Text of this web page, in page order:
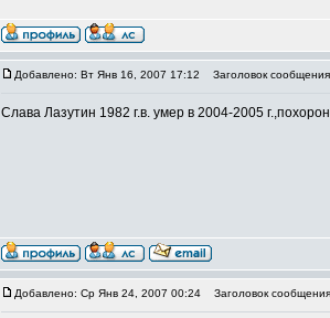
Добавлено: Вт Янв 16, 2007 17:12 Заголовок
Слава Лазутин 1982 г.в. умер в 2004-2005
Добавлено: Ср Янв 24, 2007 00:24 Заголовок